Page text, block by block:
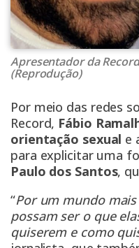
Apresentador da
(Reprodução)
Por meio das redes
Record, Fábio
orientação sexual e
para explicitar uma
Paulo dos Santos,
“Por um mundo
possam ser o que
quiserem e como